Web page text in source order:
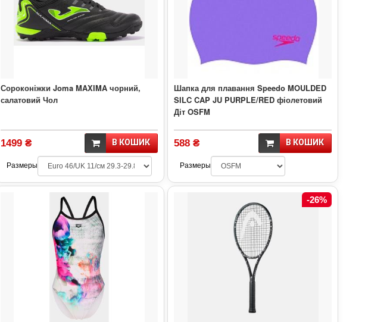
Сороконіжки Joma MAXIMA чорний,
салатовий Чол
1499 ₴ В КОШИК
Размеры
Шапка для плавання Speedo MOULDED
SILC CAP JU PURPLE/RED фіолетовий
Діт OSFM
588 ₴ В КОШИК
Размеры
-26%